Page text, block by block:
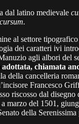
dal latino medievale
cursum.
al settore
dei caratteri ivi
agli albori del
chiamata
della cancelleria
Francesco
riscosso dal disegno
marzo del 1501,
della